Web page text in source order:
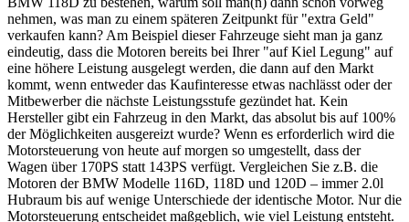
nehmen, was man zu einem späteren Zeitpunkt für "extra Geld"
verkaufen kann? Am Beispiel dieser Fahrzeuge sieht man ja ganz
eindeutig, dass die Motoren bereits bei Ihrer "auf Kiel Legung" auf
eine höhere Leistung ausgelegt werden, die dann auf den Markt
kommt, wenn entweder das Kaufinteresse etwas nachlässt oder der
Mitbewerber die nächste Leistungsstufe gezündet hat. Kein
Hersteller gibt ein Fahrzeug in den Markt, das absolut bis auf 100%
der Möglichkeiten ausgereizt wurde? Wenn es erforderlich wird die
Motorsteuerung von heute auf morgen so umgestellt, dass der
Wagen über 170PS statt 143PS verfügt. Vergleichen Sie z.B. die
Motoren der BMW Modelle 116D, 118D und 120D – immer 2.0l
Hubraum bis auf wenige Unterschiede der identische Motor. Nur die
Motorsteuerung entscheidet maßgeblich, wie viel Leistung entsteht.